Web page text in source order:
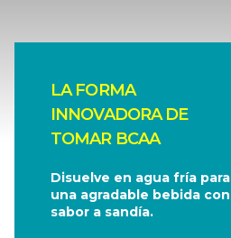
LA FORMA
INNOVADORA DE
TOMAR BCAA
Disuelve en agua fría para
una agradable bebida con
sabor a sandía.